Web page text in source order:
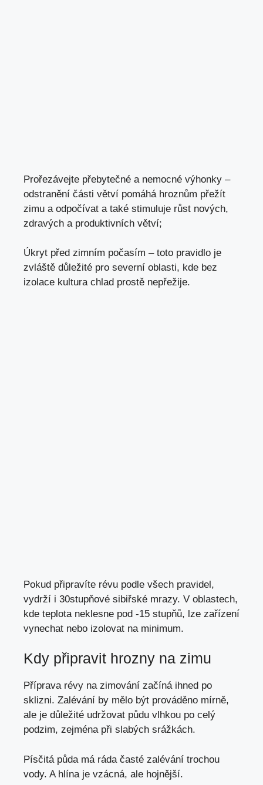
Prořezávejte přebytečné a nemocné výhonky –
odstranění části větví pomáhá hroznům přežít
zimu a odpočívat a také stimuluje růst nových,
zdravých a produktivních větví;
Úkryt před zimním počasím – toto pravidlo je
zvláště důležité pro severní oblasti, kde bez
izolace kultura chlad prostě nepřežije.
Pokud připravíte révu podle všech pravidel,
vydrží i 30stupňové sibiřské mrazy. V oblastech,
kde teplota neklesne pod -15 stupňů, lze zařízení
vynechat nebo izolovat na minimum.
Kdy připravit hrozny na zimu
Příprava révy na zimování začíná ihned po
sklizni. Zalévání by mělo být prováděno mírně,
ale je důležité udržovat půdu vlhkou po celý
podzim, zejména při slabých srážkách.
Písčitá půda má ráda časté zalévání trochou
vody. A hlína je vzácná, ale hojnější.